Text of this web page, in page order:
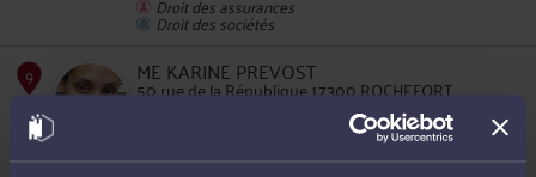
7
Droit des sociétés
ME KARINE PREVOST
50 rue de la République 17300 ROCHEFORT
Droit de la famille, des personnes et de leur
patrimoine